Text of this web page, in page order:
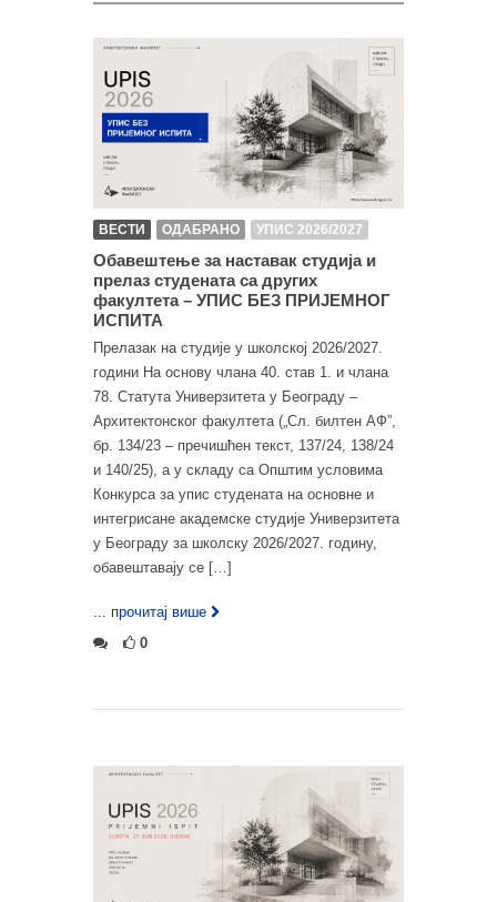
ВЕСТИ ОДАБРАНО УПИС 2026/2027
Обавештење за наставак студија и
прелаз студената са других
факултета – УПИС БЕЗ ПРИЈЕМНОГ
ИСПИТА
Прелазак на студије у школској 2026/2027.
години На основу члана 40. став 1. и члана
78. Статута Универзитета у Београду –
Архитектонског факултета („Сл. билтен АФ”,
бр. 134/23 – пречишћен текст, 137/24, 138/24
и 140/25), а у складу са Општим условима
Конкурса за упис студената на основне и
интегрисане академске студије Универзитета
у Београду за школску 2026/2027. годину,
обавештавају се […]
... прочитај више
0